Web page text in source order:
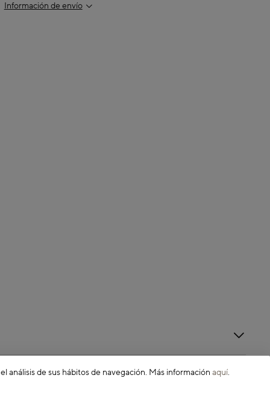
Información de envío
de sus hábitos de navegación. Más información aquí.